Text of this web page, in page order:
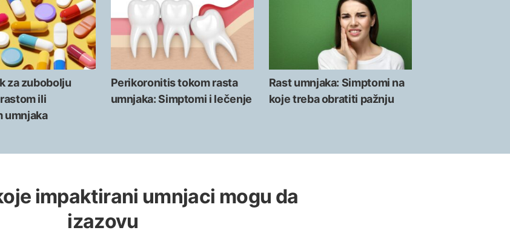
za zubobolju
ili
umnjaka
Perikoronitis tokom rasta
umnjaka: Simptomi i lečenje
Rast umnjaka: Simptomi na
koje treba obratiti pažnju
impaktirani umnjaci mogu da
izazovu